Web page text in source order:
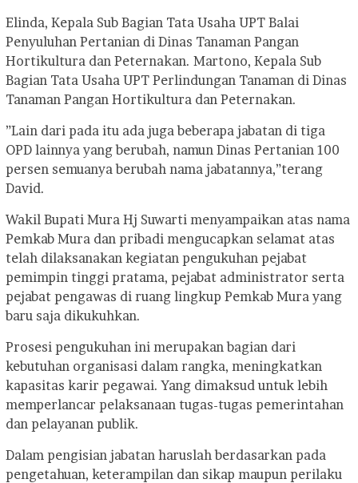
Elinda, Kepala Sub Bagian Tata Usaha UPT Balai
Penyuluhan Pertanian di Dinas Tanaman Pangan
Hortikultura dan Peternakan. Martono, Kepala Sub
Bagian Tata Usaha UPT Perlindungan Tanaman di Dinas
Tanaman Pangan Hortikultura dan Peternakan.
”Lain dari pada itu ada juga beberapa jabatan di tiga
OPD lainnya yang berubah, namun Dinas Pertanian 100
persen semuanya berubah nama jabatannya,”terang
David.
Wakil Bupati Mura Hj Suwarti menyampaikan atas nama
Pemkab Mura dan pribadi mengucapkan selamat atas
telah dilaksanakan kegiatan pengukuhan pejabat
pemimpin tinggi pratama, pejabat administrator serta
pejabat pengawas di ruang lingkup Pemkab Mura yang
baru saja dikukuhkan.
Prosesi pengukuhan ini merupakan bagian dari
kebutuhan organisasi dalam rangka, meningkatkan
kapasitas karir pegawai. Yang dimaksud untuk lebih
memperlancar pelaksanaan tugas-tugas pemerintahan
dan pelayanan publik.
Dalam pengisian jabatan haruslah berdasarkan pada
pengetahuan, keterampilan dan sikap maupun perilaku